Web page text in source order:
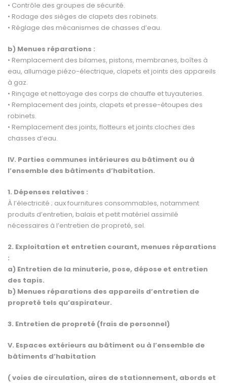
• Contrôle des groupes de sécurité.
• Rodage des sièges de clapets des robinets.
• Réglage des mécanismes de chasses d’eau.
b) Menues réparations :
• Remplacement des bilames, pistons, membranes, boîtes à
eau, allumage piézo-électrique, clapets et joints des appareils
à gaz.
• Rinçage et nettoyage des corps de chauffe et tuyauteries.
• Remplacement des joints, clapets et presse-étoupes des
robinets.
• Remplacement des joints, flotteurs et joints cloches des
chasses d’eau.
IV. Parties communes intérieures au bâtiment ou à
l’ensemble des bâtiments d’habitation.
1. Dépenses relatives :
À l’électricité ; aux fournitures consommables, notamment
produits d’entretien, balais et petit matériel assimilé
nécessaires à l’entretien de propreté, sel.
2. Exploitation et entretien courant, menues réparations
:
a) Entretien de la minuterie, pose, dépose et entretien
des tapis.
b) Menues réparations des appareils d’entretien de
propreté tels qu’aspirateur.
3. Entretien de propreté (frais de personnel)
V. Espaces extérieurs au bâtiment ou à l’ensemble de
bâtiments d’habitation
( voies de circulation, aires de stationnement, abords et